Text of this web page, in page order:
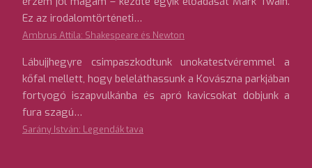
Ez az irodalomtörténeti…
Ambrus Attila: Shakespeare és Newton
Lábujjhegyre csimpaszkodtunk unokatestvéremmel a
kőfal mellett, hogy beleláthassunk a Kovászna parkjában
fortyogó iszapvulkánba és apró kavicsokat dobjunk a
fura szagú…
Sarány István: Legendák tava